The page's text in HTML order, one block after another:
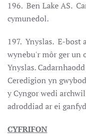
196. Ben Lake AS.
cymunedol.
197. Ynyslas. E-bost
wynebu'r môr ger un
Ynyslas.
Ceredigion yn
y Cyngor wedi
adroddiad ar ei
CYFRIFON